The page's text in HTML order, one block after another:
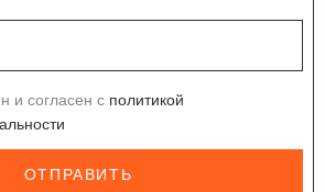
и согласен с политикой
ОТПРАВИТЬ